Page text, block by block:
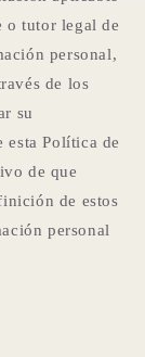
o tutor legal de
personal,
de los
su
esta Política de
de que
de estos
personal